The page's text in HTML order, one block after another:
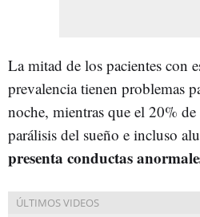
La mitad de los pacientes con
prevalencia tienen problemas
noche, mientras que el 20%
parálisis del sueño e incluso
presenta conductas